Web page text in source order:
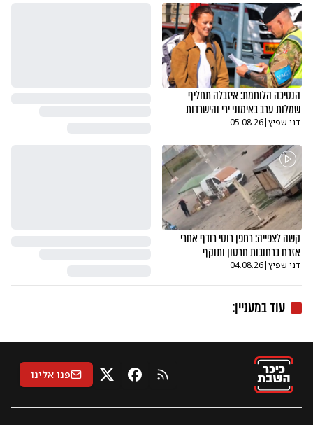
הנסיכה הלוחמת: איזבלה תחליף
שמלות ערב באימוני ירי והישרדות
דני שפיץ|
05.08.26
קשה לצפייה: רחפן רוסי רודף אחרי
אזרח ברחובות חרסון ותוקף
דני שפיץ|
04.08.26
עוד במעניין:
RSS פייסבוק
X פנו אלינו